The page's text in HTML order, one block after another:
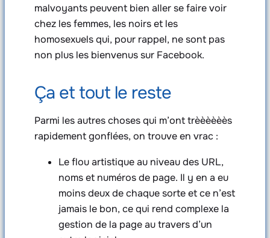
malvoyants peuvent bien aller se faire voir
chez les femmes, les noirs et les
homosexuels qui, pour rappel, ne sont pas
non plus les bienvenus sur Facebook.
Ça et tout le reste
Parmi les autres choses qui m’ont trèèèèèès
rapidement gonflées, on trouve en vrac :
Le flou artistique au niveau des URL,
noms et numéros de page. Il y en a eu
moins deux de chaque sorte et ce n’est
jamais le bon, ce qui rend complexe la
gestion de la page au travers d’un